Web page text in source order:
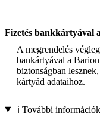
Fizetés bankkártyával
A megrendelés
bankártyával a
biztonságban
kártyád adataihoz.
ℹ️ További információk